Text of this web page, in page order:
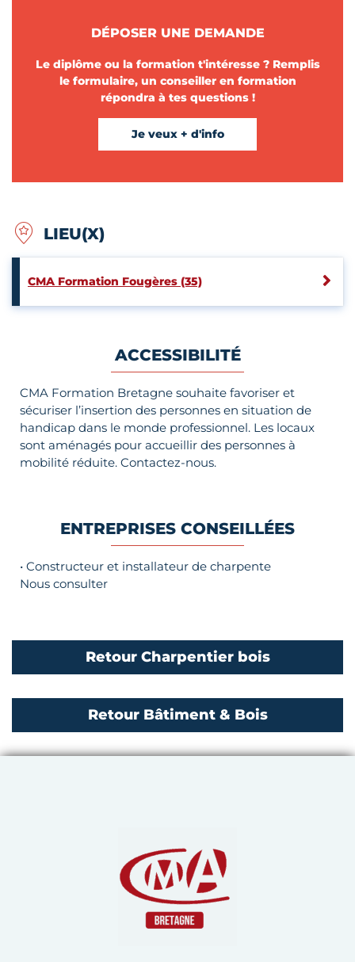
DÉPOSER UNE DEMANDE
Le diplôme ou la formation t'intéresse ? Remplis
le formulaire, un conseiller en formation
répondra à tes questions !
Je veux + d'info
LIEU(X)
CMA Formation Fougères (35)
ACCESSIBILITÉ
CMA Formation Bretagne souhaite favoriser et
sécuriser l’insertion des personnes en situation de
handicap dans le monde professionnel. Les locaux
sont aménagés pour accueillir des personnes à
mobilité réduite. Contactez-nous.
ENTREPRISES CONSEILLÉES
• Constructeur et installateur de charpente
Nous consulter
Retour Charpentier bois
Retour Bâtiment & Bois
Chambre de Métiers et